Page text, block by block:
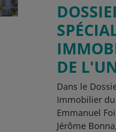
DE
Dans le
Immobilier
Emmanuel
Jérôme Bonna,